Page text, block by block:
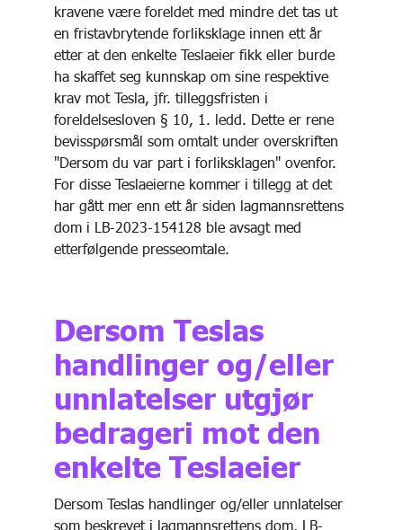
kravene være foreldet med mindre det tas ut
en fristavbrytende forliksklage innen ett år
etter at den enkelte Teslaeier fikk eller burde
ha skaffet seg kunnskap om sine respektive
krav mot Tesla, jfr. tilleggsfristen i
foreldelsesloven § 10, 1. ledd. Dette er rene
bevisspørsmål som omtalt under overskriften
"Dersom du var part i forliksklagen" ovenfor.
For disse Teslaeierne kommer i tillegg at det
har gått mer enn ett år siden lagmannsrettens
dom i LB-2023-154128 ble avsagt med
etterfølgende presseomtale.
Dersom Teslas
handlinger og/eller
unnlatelser utgjør
bedrageri mot den
enkelte Teslaeier
Dersom Teslas handlinger og/eller unnlatelser
som beskrevet i lagmannsrettens dom, LB-